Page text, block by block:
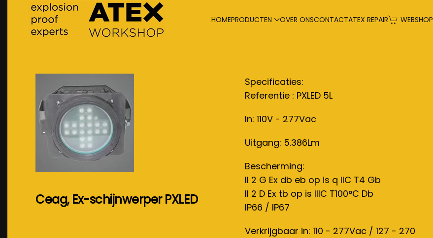
Terug naar hoofdinhoud
HOMEPRODUCTEN OVER ONSCONTACTATEX REPAIR WEBSHOP
Ceag, Ex-schijnwerper PXLED
Specificaties:
Referentie : PXLED 5L
In: 110V - 277Vac
Uitgang: 5.386Lm
Bescherming:
II 2 G Ex db eb op is q IIC T4 Gb
II 2 D Ex tb op is IIIC T100°C Db
IP66 / IP67
Verkrijgbaar in: 110 - 277Vac / 127 - 270